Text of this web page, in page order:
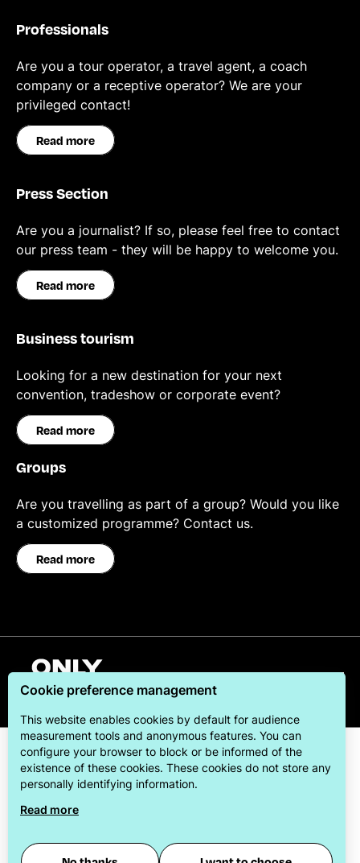
Professionals
Are you a tour operator, a travel agent, a coach
company or a receptive operator? We are your
privileged contact!
Read more
Press Section
Are you a journalist? If so, please feel free to contact
our press team - they will be happy to welcome you.
Read more
Business tourism
Looking for a new destination for your next
convention, tradeshow or corporate event?
Read more
Groups
Are you travelling as part of a group? Would you like
a customized programme? Contact us.
Read more
offering its visitors the best possible stay.
Cookie preference management
This website enables cookies by default for audience
measurement tools and anonymous features. You can
configure your browser to block or be informed of the
existence of these cookies. These cookies do not store any
personally identifying information.
Read more